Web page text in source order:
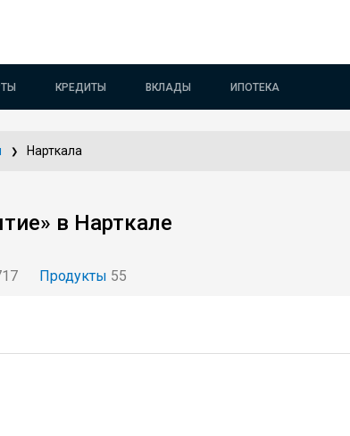
КРЕДИТЫ ВКЛАДЫ ИПОТЕКА
Нарткала
в Нарткале
Продукты 55